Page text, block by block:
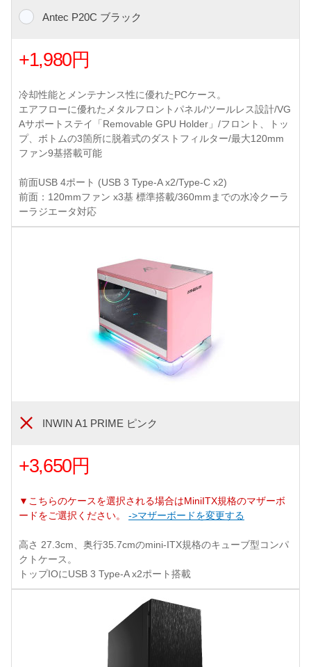
Antec P20C ブラック
+1,980円
冷却性能とメンテナンス性に優れたPCケース。
エアフローに優れたメタルフロントパネル/ツールレス設計/VG
Aサポートステイ「Removable GPU Holder」/フロント、トッ
プ、ボトムの3箇所に脱着式のダストフィルター/最大120mm
ファン9基搭載可能
前面USB 4ポート (USB 3 Type-A x2/Type-C x2)
前面：120mmファン x3基 標準搭載/360mmまでの水冷クーラ
ーラジエータ対応
INWIN A1 PRIME ピンク
+3,650円
▼こちらのケースを選択される場合はMiniITX規格のマザーボ
ードをご選択ください。 ->マザーボードを変更する
高さ 27.3cm、奥行35.7cmのmini-ITX規格のキューブ型コンパ
クトケース。
トップIOにUSB 3 Type-A x2ポート搭載